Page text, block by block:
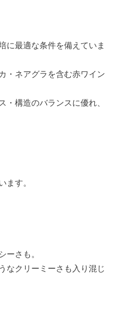
に最適な条件を備えていま
・ネアグラを含む赤ワイン
構造のバランスに優れ、
ます。
ーさも。
なクリーミーさも入り混じ